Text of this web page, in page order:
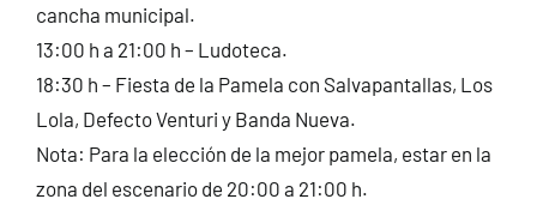
cancha municipal.
13:00 h a 21:00 h – Ludoteca.
18:30 h – Fiesta de la Pamela con Salvapantallas, Los
Lola, Defecto Venturi y Banda Nueva.
Nota: Para la elección de la mejor pamela, estar en la
zona del escenario de 20:00 a 21:00 h.